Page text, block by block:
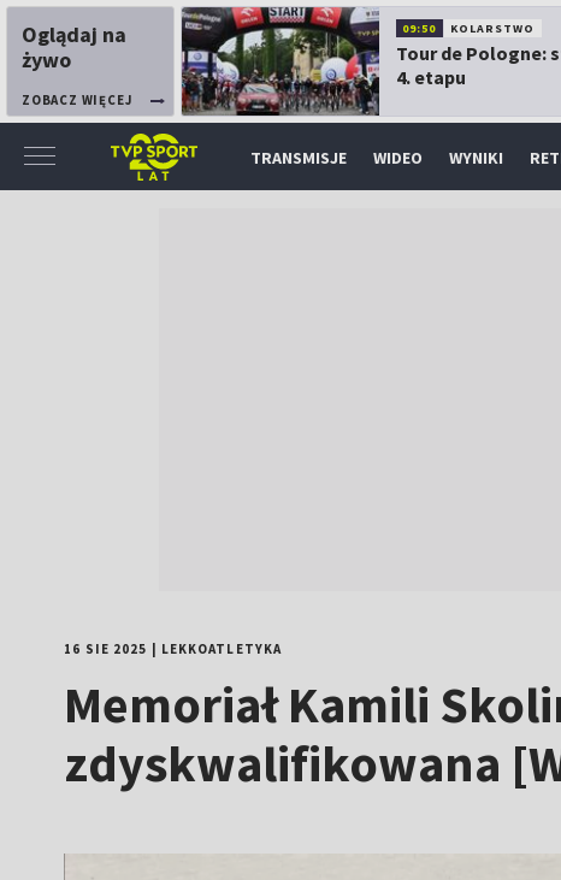
Oglądaj na
żywo
ZOBACZ WIĘCEJ
09:50 KOLARSTWO
Tour de Pologne:
4. etapu
TRANSMISJE WIDEO WYNIKI
16 SIE 2025 LEKKOATLETYKA
Memoriał Kamili
zdyskwalifikowana